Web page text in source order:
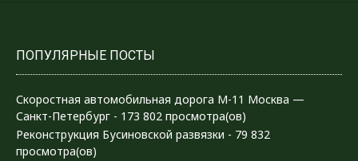
ПОПУЛЯРНЫЕ ПОСТЫ
Скоростная автомобильная дорога М-11 Москва —
Санкт-Петербург - 173 802 просмотра(ов)
Реконструкция Бусиновской развязки - 79 832
просмотра(ов)